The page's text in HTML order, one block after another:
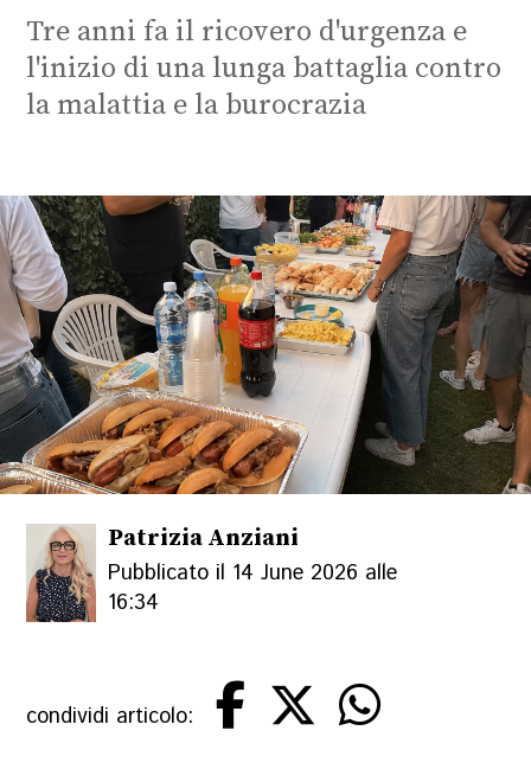
Tre anni fa il ricovero d'urgenza e
l'inizio di una lunga battaglia contro
la malattia e la burocrazia
Patrizia Anziani
Pubblicato il 14 June 2026 alle
16:34
condividi articolo: